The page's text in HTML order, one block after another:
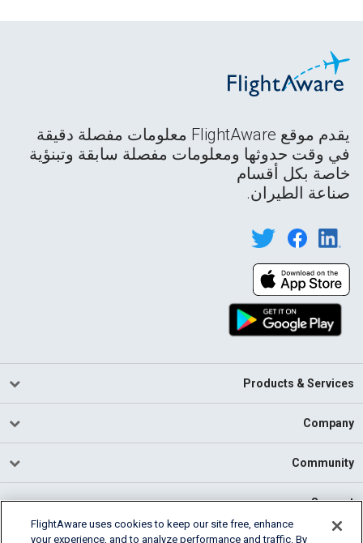
يقدم موقع FlightAware معلومات مفصلة دقيقة
في وقت حدوثها ومعلومات مفصلة سابقة وتبنؤية
خاصة بكل أقسام
صناعة الطيران.
Products & Services
Company
Community
Support
FlightAware uses cookies to keep our site free, enhance
your experience, and to analyze performance and traffic. By